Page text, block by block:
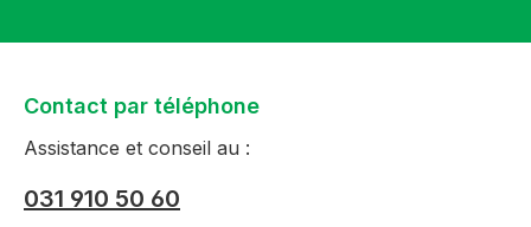
Contact par téléphone
Assistance et conseil au :
031 910 50 60